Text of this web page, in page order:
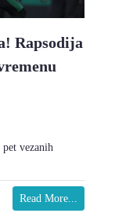
Rapsodija
vezanih
Read More...